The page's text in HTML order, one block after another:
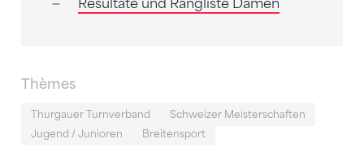
Resultate und Rangliste Damen
Thèmes
Thurgauer Turnverband
Schweizer Meisterschaften
Jugend / Junioren
Breitensport